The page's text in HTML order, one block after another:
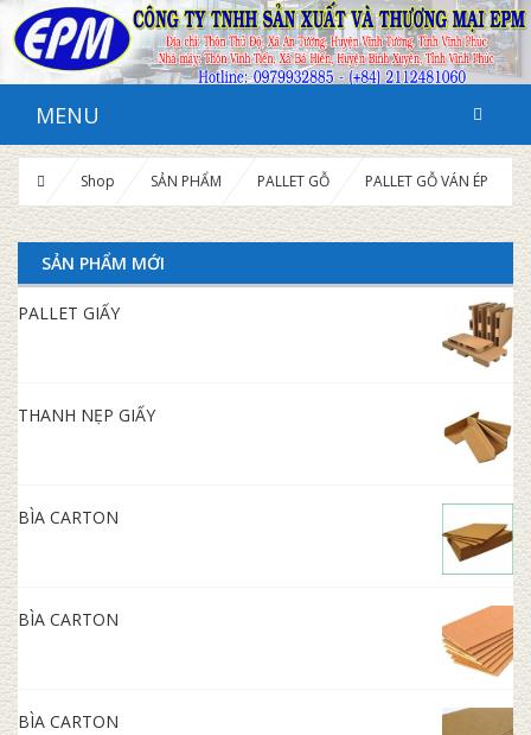
MENU
Shop SẢN PHẨM PALLET GỖ PALLET GỖ VÁN ÉP
SẢN PHẨM MỚI
PALLET GIẤY
THANH NẸP GIẤY
BÌA CARTON
BÌA CARTON
BÌA CARTON